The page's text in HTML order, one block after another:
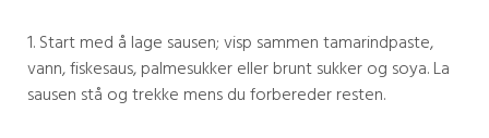
1. Start med å lage sausen; visp sammen tamarindpaste,
vann, fiskesaus, palmesukker eller brunt sukker og soya. La
sausen stå og trekke mens du forbereder resten.